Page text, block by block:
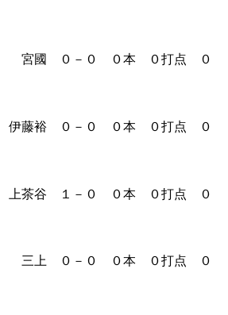
－０ ０本 ０打点 ０
０－０ ０本 ０打点 ０
１－０ ０本 ０打点 ０
－０ ０本 ０打点 ０